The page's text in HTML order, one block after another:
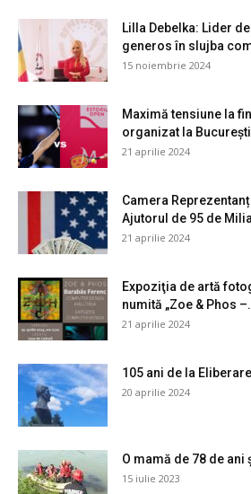
Lilla Debelka: Lider
generos în slujba
15 noiembrie 2024
Maximă tensiune la
organizat la
21 aprilie 2024
Camera
Ajutorul de 95 de
21 aprilie 2024
Expoziţia de artă
numită „Zoe & Phos
21 aprilie 2024
105 ani de la
20 aprilie 2024
O mamă de 78 de ani
15 iulie 2023